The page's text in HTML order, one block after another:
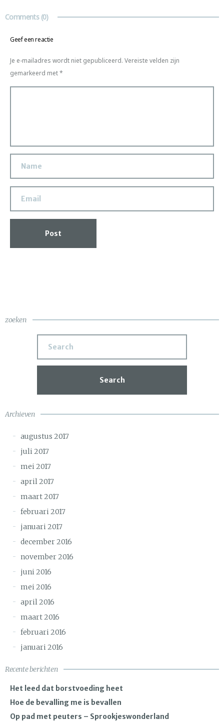
Comments(0)
Geef een reactie
Je e-mailadres wordt niet gepubliceerd. Vereiste velden zijn
gemarkeerd met*
Post
zoeken
Search
Archieven
augustus 2017
juli 2017
mei 2017
april 2017
maart 2017
februari 2017
januari 2017
december 2016
november 2016
juni 2016
mei 2016
april 2016
maart 2016
februari 2016
januari 2016
Recente berichten
Het leed dat borstvoeding heet
Hoe de bevalling me is bevallen
Op pad met peuters – Sprookjeswonderland